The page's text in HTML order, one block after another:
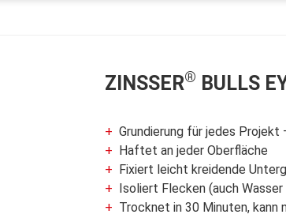
ZINSSER® BULLS
Grundierung für jedes Projekt
Haftet an jeder Oberfläche
Fixiert leicht kreidende
Isoliert Flecken (auch
Trocknet in 30 Minuten, kann